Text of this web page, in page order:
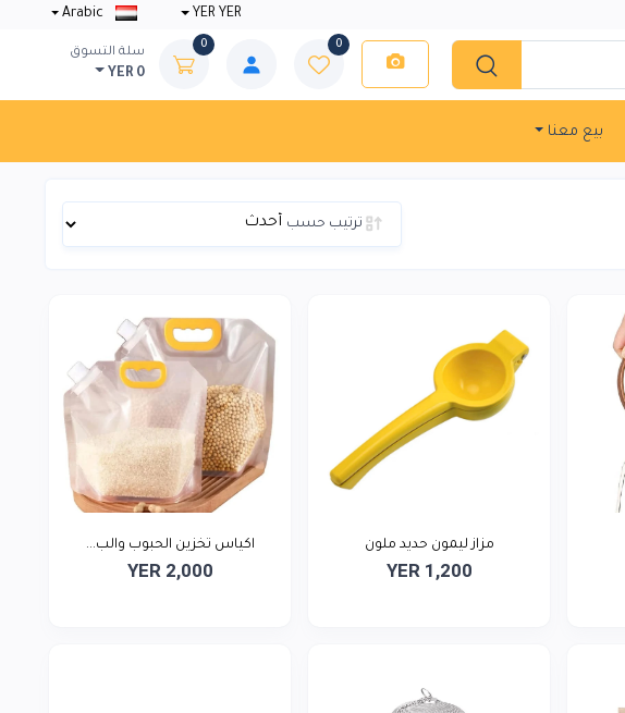
YER YER
0
0
سلة التسوق
YER 0
بيع معنا
ترتيب حسب
مزاز ليمون حديد ملون
YER 1,200
اكياس تخزين الحبوب والب...
YER 2,000